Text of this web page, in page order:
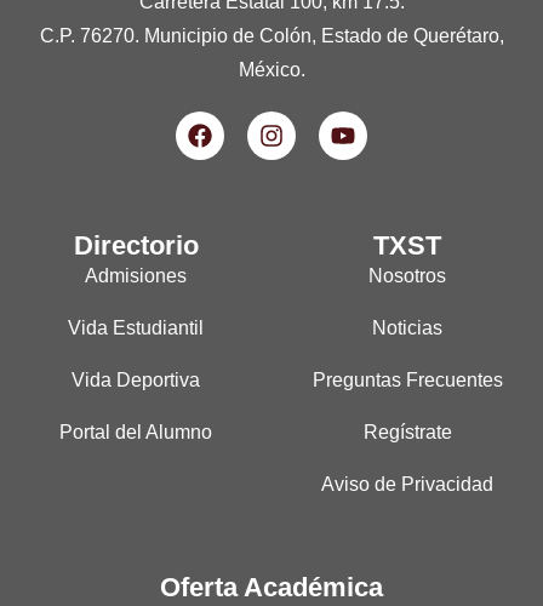
C.P. 76270. Municipio de Colón, Estado de Querétaro,
México.
Directorio
Admisiones
Vida Estudiantil
Vida Deportiva
Portal del Alumno
TXST
Nosotros
Noticias
Preguntas Frecuentes
Regístrate
Aviso de Privacidad
Oferta Académica